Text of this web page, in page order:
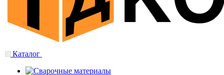
Каталог